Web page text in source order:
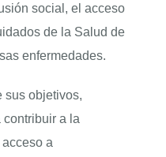
social, el acceso
de la Salud de
enfermedades.
sus objetivos,
a la
a